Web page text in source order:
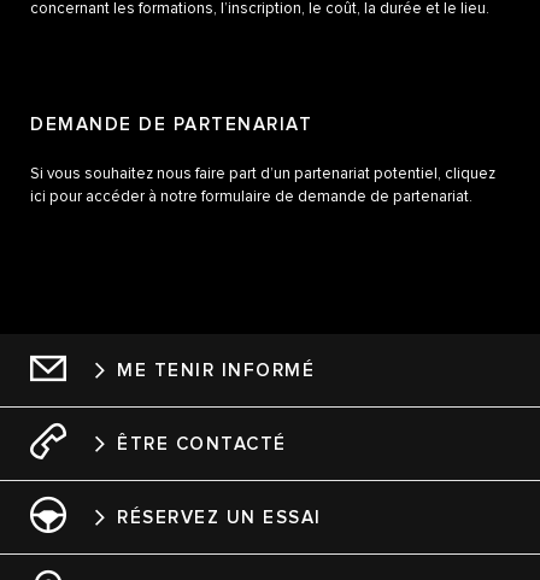
concernant les formations, l’inscription, le coût, la durée et le lieu.
DEMANDE DE PARTENARIAT
Si vous souhaitez nous faire part d’un partenariat potentiel, cliquez
ici pour accéder à notre formulaire de demande de partenariat.
ME TENIR INFORMÉ
ÊTRE CONTACTÉ
RÉSERVEZ UN ESSAI